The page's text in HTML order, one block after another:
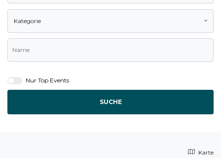
Kategorie
Nur Top Events
SUCHE
Karte